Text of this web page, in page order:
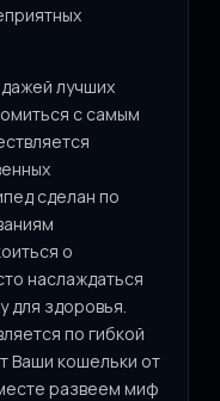
лучших
с самым
сделан по
о
наслаждаться
для здоровья.
по гибкой
Ваши кошельки от
развеем миф